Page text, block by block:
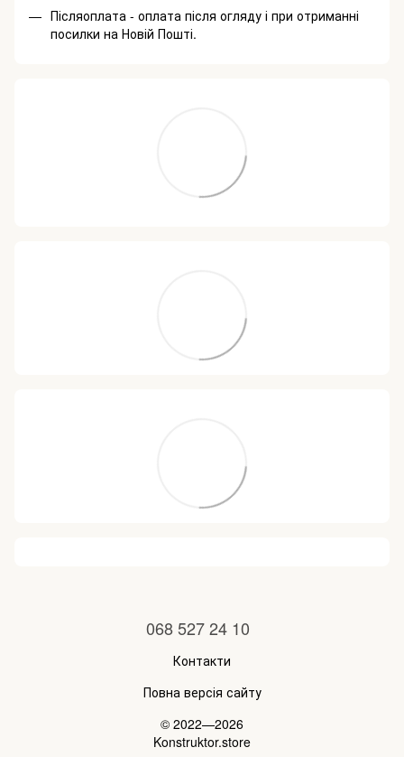
Післяоплата - оплата після огляду і при отриманні
посилки на Новій Пошті.
068 527 24 10
Контакти
Повна версія сайту
© 2022—2026
Konstruktor.store